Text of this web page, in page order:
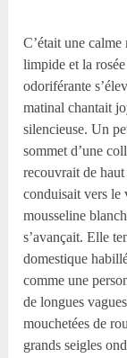
C’était une
limpide et la
odoriférante
matinal chantait
silencieuse. Un
sommet d’une
recouvrait de
conduisait vers le
mousseline
s’avançait. Elle
domestique
comme une
de longues
mouchetées de
grands seigles